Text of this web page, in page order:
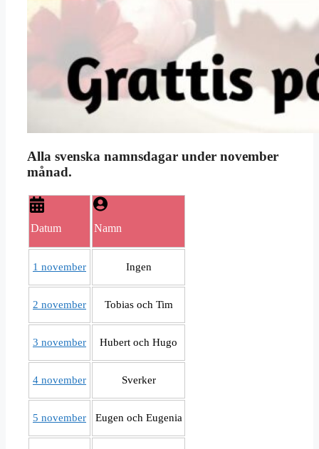
Alla svenska namnsdagar under november
månad.
Datum Namn
1 november Ingen
2 november Tobias och Tim
3 november Hubert och Hugo
4 november Sverker
5 november Eugen och Eugenia